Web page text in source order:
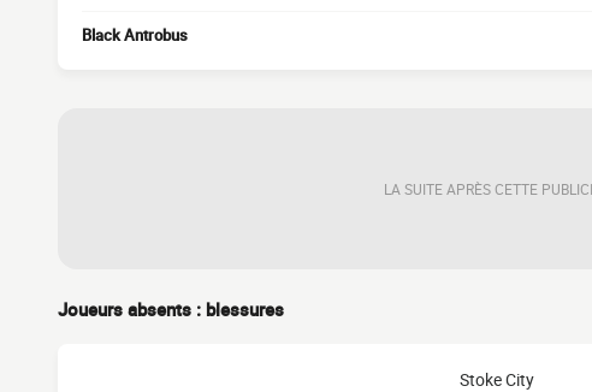
Black Antrobus
LA SUITE APRÈS CETTE
Joueurs absents : blessures
Stoke City